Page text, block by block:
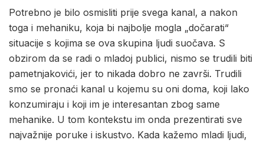
Potrebno je bilo osmisliti prije svega kanal, a nakon
toga i mehaniku, koja bi najbolje mogla „dočarati“
situacije s kojima se ova skupina ljudi suočava. S
obzirom da se radi o mladoj publici, nismo se trudili biti
pametnjakovići, jer to nikada dobro ne završi. Trudili
smo se pronaći kanal u kojemu su oni doma, koji lako
konzumiraju i koji im je interesantan zbog same
mehanike. U tom kontekstu im onda prezentirati sve
najvažnije poruke i iskustvo. Kada kažemo mladi ljudi,